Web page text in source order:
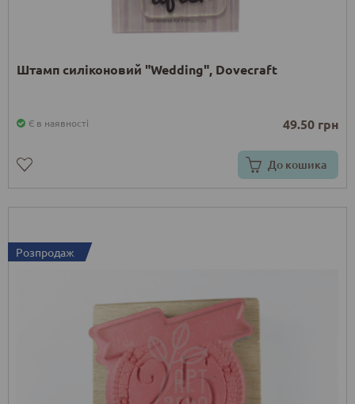
Штамп силіконовий "Wedding", Dovecraft
Є в наявності 49.50 грн
До кошика
Розпродаж